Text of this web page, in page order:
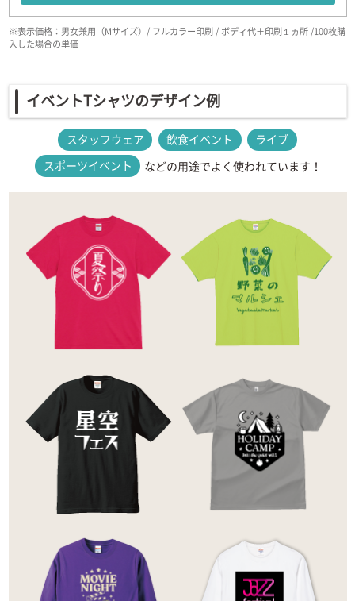
※表示価格：男女兼用（Mサイズ）/ フルカラー印刷 / ボディ代＋印刷１ヵ所 /100枚購
入した場合の単価
イベントTシャツのデザイン例
スタッフウェア 飲食イベント
ライブ
スポーツイベント
などの用途でよく使われています！